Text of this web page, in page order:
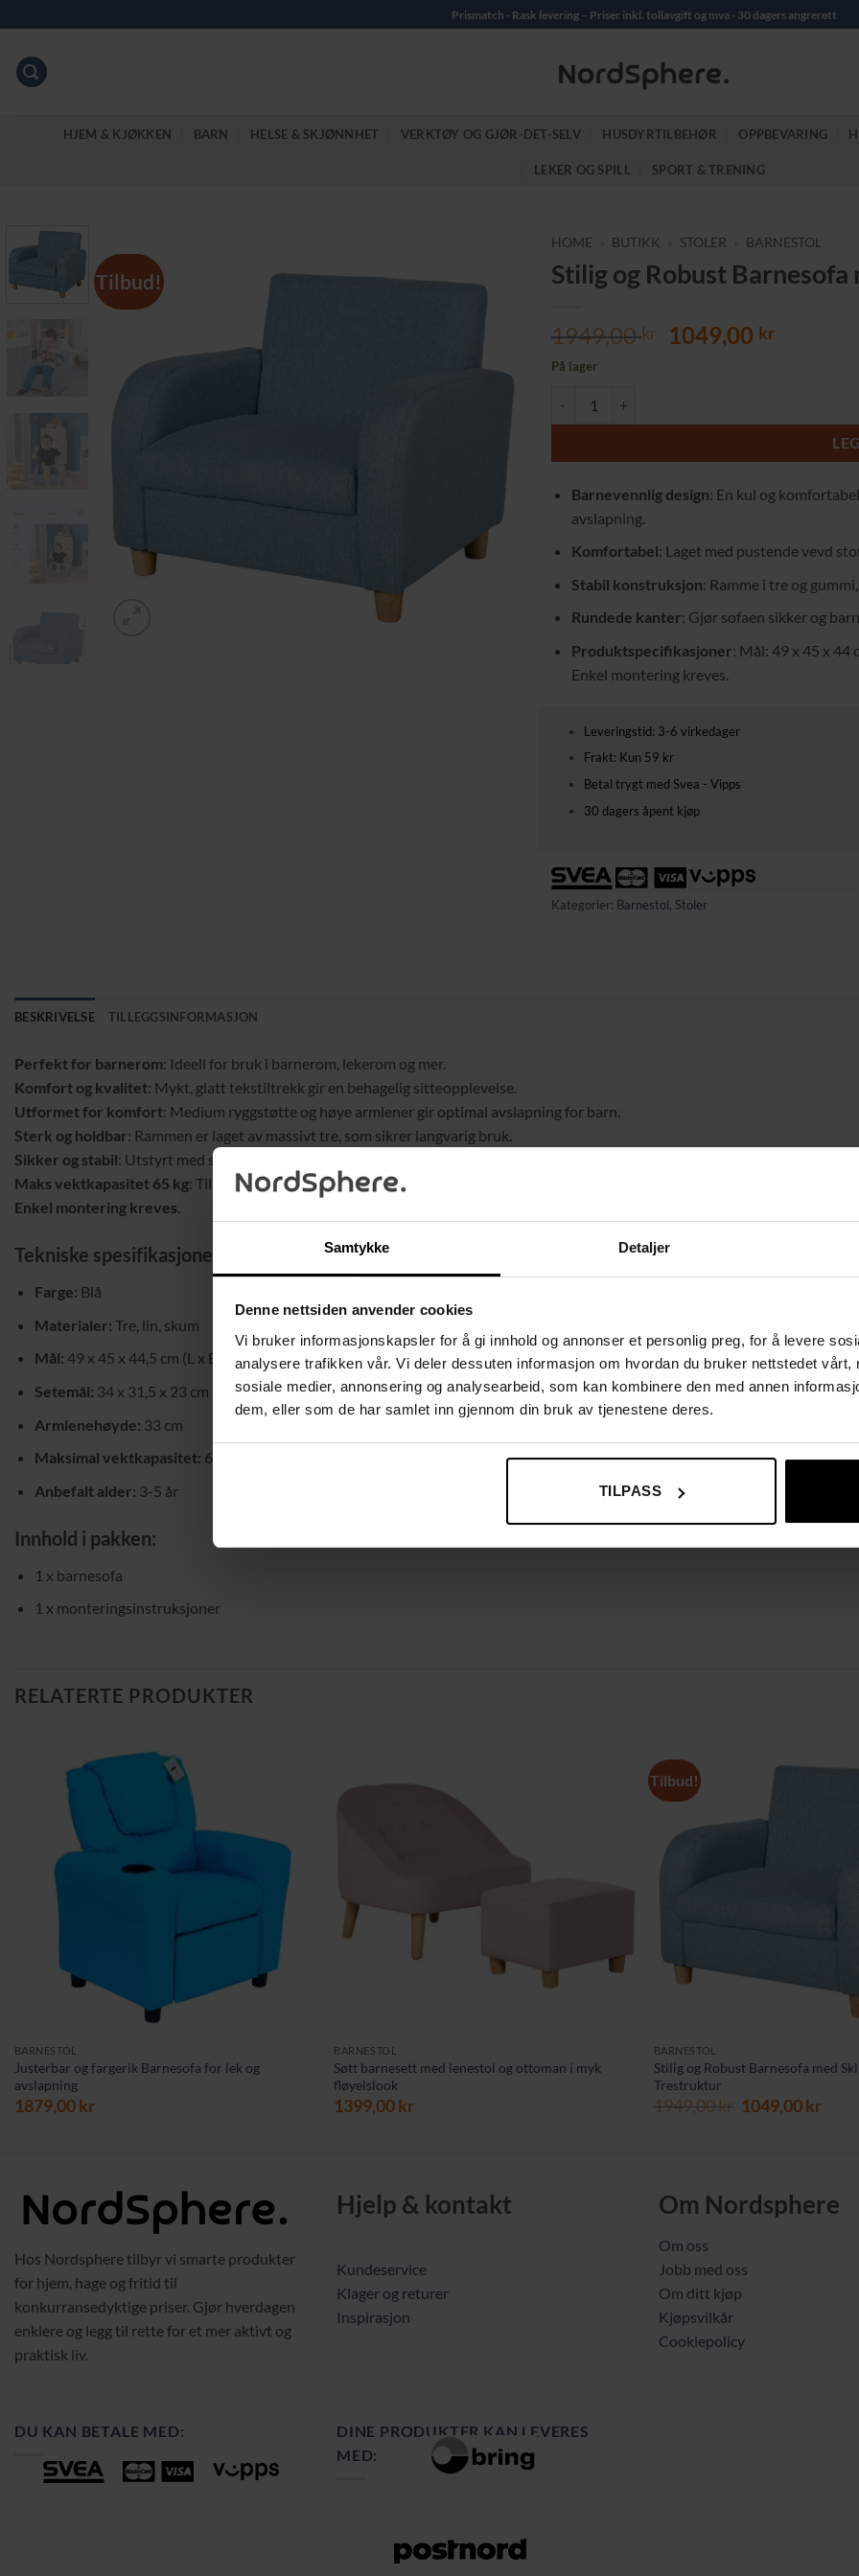
Samtykke Detaljer
Denne nettsiden anvender cookies
Vi bruker informasjonskapsler for å gi innhold og annonser et personlig preg, for å levere
analysere trafikken vår. Vi deler dessuten informasjon om hvordan du bruker nettstedet vårt,
sosiale medier, annonsering og analysearbeid, som kan kombinere den med annen
dem, eller som de har samlet inn gjennom din bruk av tjenestene deres.
TILPASS
to
content
Prismatch - Rask levering – Priser inkl. tollavgift og mva - 30 dagers angrerett
HJEM & KJØKKEN BARN HELSE & SKJØNNHET VERKTØY OG GJØR-DET-SELV HUSDYRTILBEHØR OPPBEVARING
LEKER OG SPILL SPORT & TRENING
Tilbud!
HOME BUTIKK STOLER BARNESTOL
Stilig og Robust
1949,00kr
Opprinnelig
1049,00 kr
På lager
Barnevennlig design: En kul og
avslapning.
Komfortabel: Laget med pustende vevd
Stabil konstruksjon: Ramme i tre og
Rundede kanter: Gjør sofaen sikker og
Produktspecifikasjoner: Mål: 49 x 45 x 44
Enkel montering kreves.
Leveringstid: 3-6 virkedager
Frakt: Kun 59 kr
Betal trygt med Svea - Vipps
30 dagers åpent kjøp
Kategorier: Barnestol, Stoler
BESKRIVELSE TILLEGGSINFORMASJON
Perfekt for barnerom: Ideell for bruk i barnerom, lekerom og mer.
Komfort og kvalitet: Mykt, glatt tekstiltrekk gir en behagelig sitteopplevelse.
Utformet for komfort: Medium ryggstøtte og høye armlener gir optimal avslapning for barn.
Sterk og holdbar: Rammen er laget av massivt tre, som sikrer langvarig bruk.
Sikker og stabil: Utstyrt med sklisikre ben for ekstra sikkerhet.
Maks vektkapasitet 65 kg: Tilpasset for barn i alderen 3 til 5 år.
Enkel montering kreves.
Tekniske spesifikasjoner:
Farge: Blå
Materialer: Tre, lin, skum
Mål: 49 x 45 x 44,5 cm (L x B x H)
Setemål: 34 x 31,5 x 23 cm
Armlenehøyde: 33 cm
Maksimal vektkapasitet: 65 kg
Anbefalt alder: 3-5 år
Innhold i pakken:
1 x barnesofa
1 x monteringsinstruksjoner
RELATERTE PRODUKTER
BARNESTOL
Justerbar og fargerik Barnesofa for lek og
avslapning
1879,00kr
BARNESTOL
Søtt barnesett med lenestol og ottoman i myk
fløyelslook
1399,00kr
Tilbud!
BARNESTOL
Stilig og Robust Barnesofa med
Trestruktur
1949,00kr Opprinnelig
1049,00kr
Hos Nordsphere tilbyr vi smarte produkter
for hjem, hage og fritid til
konkurransedyktige priser. Gjør hverdagen
enklere og legg til rette for et mer aktivt og
praktisk liv.
Hjelp & kontakt
Kundeservice
Klager og returer
Inspirasjon
Om Nordsphere
Om oss
Jobb med oss
Om ditt kjøp
Kjøpsvilkår
Cookiepolicy
DU KAN BETALE MED:
DINE PRODUKTER KAN LEVERES
MED: